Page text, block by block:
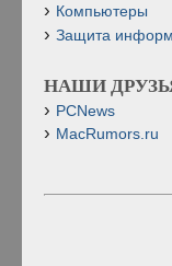
Компьютеры
Защита
НАШИ
PCNews
MacRumors.ru